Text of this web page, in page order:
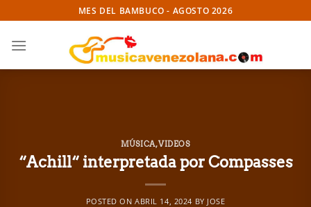
to
content
MES DEL BAMBUCO - AGOSTO 2026
MÚSICA,VIDEOS
“Achill“ interpretada por Compasses
POSTED ONABRIL 14, 2024 BY JOSE